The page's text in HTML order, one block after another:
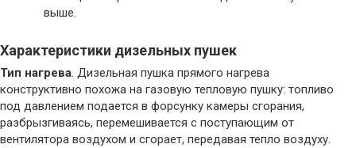
выше.
Характеристики дизельных пушек
Тип нагрева. Дизельная пушка прямого нагрева
конструктивно похожа на газовую тепловую пушку: топливо
под давлением подается в форсунку камеры сгорания,
разбрызгиваясь, перемешивается с поступающим от
вентилятора воздухом и сгорает, передавая тепло воздуху.